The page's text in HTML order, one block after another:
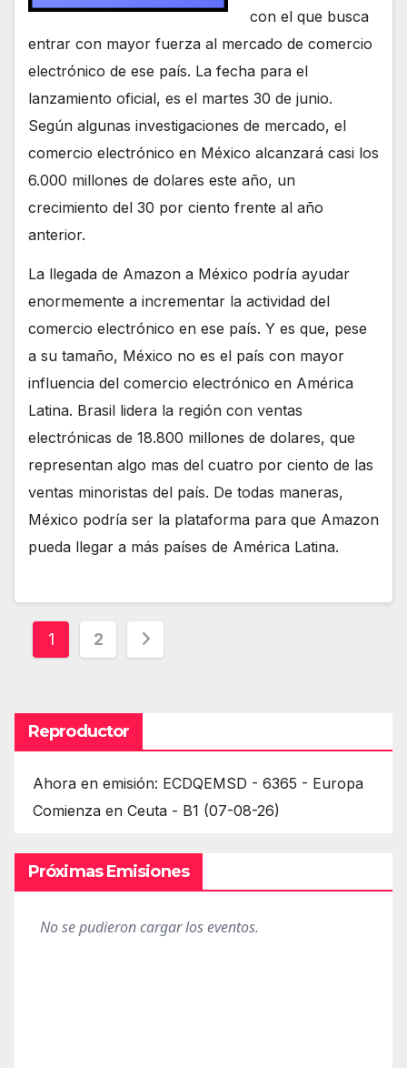
con el que busca
entrar con mayor fuerza al mercado de comercio
electrónico de ese país. La fecha para el
lanzamiento oficial, es el martes 30 de junio.
Según algunas investigaciones de mercado, el
comercio electrónico en México alcanzará casi los
6.000 millones de dolares este año, un
crecimiento del 30 por ciento frente al año
anterior.
La llegada de Amazon a México podría ayudar
enormemente a incrementar la actividad del
comercio electrónico en ese país. Y es que, pese
a su tamaño, México no es el país con mayor
influencia del comercio electrónico en América
Latina. Brasil lidera la región con ventas
electrónicas de 18.800 millones de dolares, que
representan algo mas del cuatro por ciento de las
ventas minoristas del país. De todas maneras,
México podría ser la plataforma para que Amazon
pueda llegar a más países de América Latina.
Paginación
entradas
1 2
Reproductor
Ahora en emisión: ECDQEMSD - 6365 - Europa
Comienza en Ceuta - B1 (07-08-26)
Próximas Emisiones